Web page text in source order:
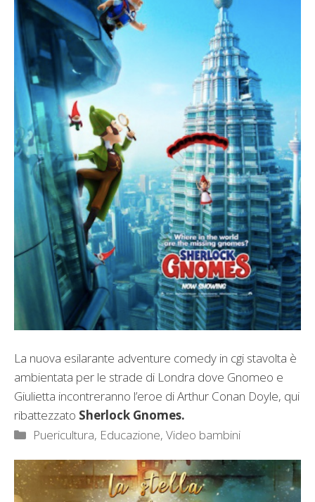
La nuova esilarante adventure comedy in cgi stavolta è
ambientata per le strade di Londra dove Gnomeo e
Giulietta incontreranno l’eroe di Arthur Conan Doyle, qui
ribattezzato Sherlock Gnomes.
Categorie
Puericultura, Educazione,Video bambini